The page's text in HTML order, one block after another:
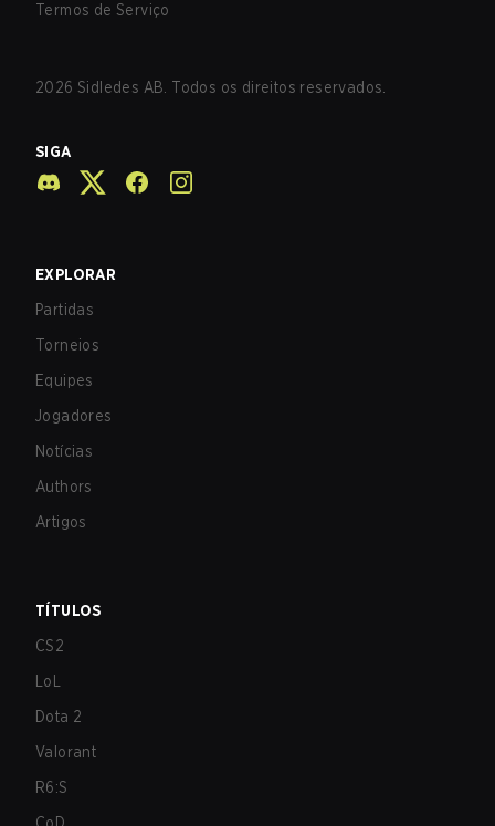
Termos de Serviço
2026 Sidledes AB. Todos os direitos reservados.
SIGA
EXPLORAR
Partidas
Torneios
Equipes
Jogadores
Notícias
Authors
Artigos
TÍTULOS
CS2
LoL
Dota 2
Valorant
R6:S